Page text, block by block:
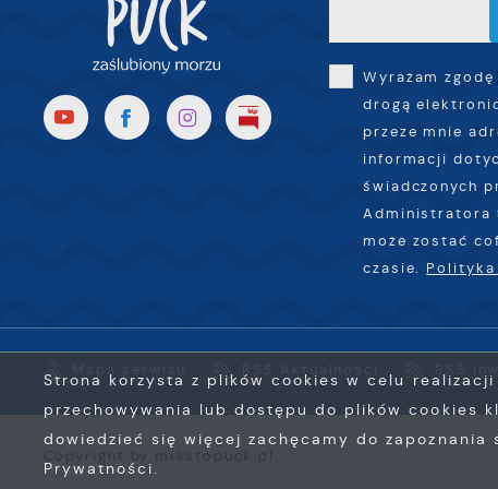
Wyrażam
drogą
przeze mnie
informacji
świadczonych
Administratora
może zostać
czasie.
Mapa serwisu RSS Aktualności RSS
Strona korzysta z plików cookies w celu realizacji
przechowywania lub dostępu do plików cookies
dowiedzieć się więcej zachęcamy do zapoznania
Prywatności.